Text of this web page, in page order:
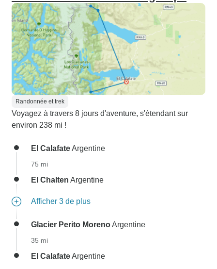
Randonnée et trek
Voyagez à travers 8 jours d'aventure, s'étendant sur
environ 238 mi !
El CalafateArgentine
75 mi
El Chalten Argentine
Afficher 3 de plus
Glacier Perito MorenoArgentine
35 mi
El CalafateArgentine